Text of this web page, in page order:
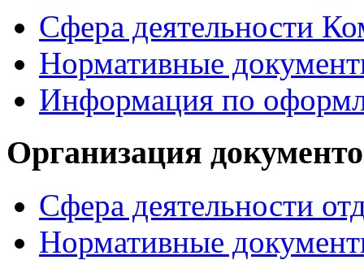
Сфера деятельности
Нормативные
Информация по
Организация
Сфера деятельности
Нормативные